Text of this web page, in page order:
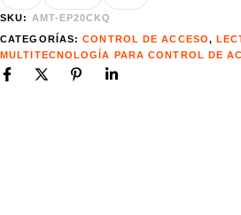
SKU:
AMT-EP20CKQ
CATEGORÍAS:CONTROL DE ACCESO,
MULTITECNOLOGÍA PARA CONTROL DE